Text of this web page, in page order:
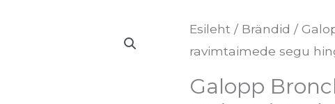
Esileht / Brändid /
ravimtaimede segu
Galopp
Galopp
BronchoVital
1